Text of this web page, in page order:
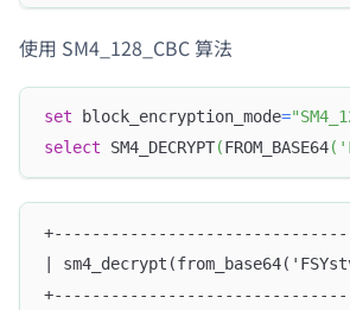
使用 SM4_128_CBC 算法
set block_encryption_mode=
select SM4_DECRYPT(FROM_BASE64(
|